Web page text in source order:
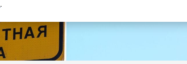
.